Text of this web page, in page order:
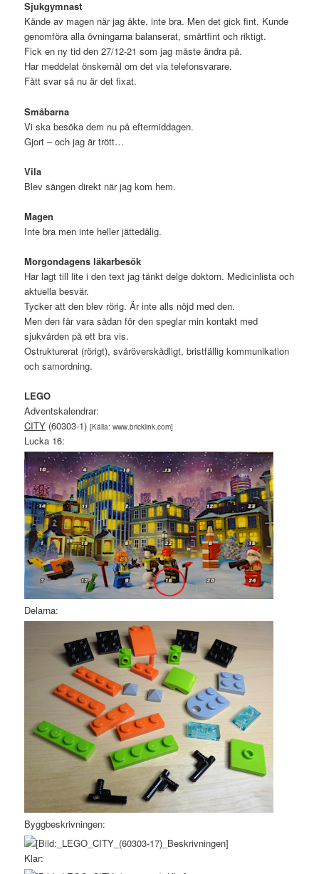
Sjukgymnast
Kände av magen när jag åkte, inte bra. Men det gick fint. Kunde
genomföra alla övningarna balanserat, smärtfint och riktigt.
Fick en ny tid den 27/12-21 som jag måste ändra på.
Har meddelat önskemål om det via telefonsvarare.
Fått svar så nu är det fixat.
Småbarna
Vi ska besöka dem nu på eftermiddagen.
Gjort – och jag är trött…
Vila
Blev sängen direkt när jag kom hem.
Magen
Inte bra men inte heller jättedålig.
Morgondagens läkarbesök
Har lagt till lite i den text jag tänkt delge doktorn. Medicinlista och
aktuella besvär.
Tycker att den blev rörig. Är inte alls nöjd med den.
Men den får vara sådan för den speglar min kontakt med
sjukvården på ett bra vis.
Ostrukturerat (rörigt), svåröverskådligt, bristfällig kommunikation
och samordning.
LEGO
Adventskalendrar:
CITY (60303-1)[Källa: www.bricklink.com]
Lucka 16:
Delarna:
Byggbeskrivningen:
Klar: